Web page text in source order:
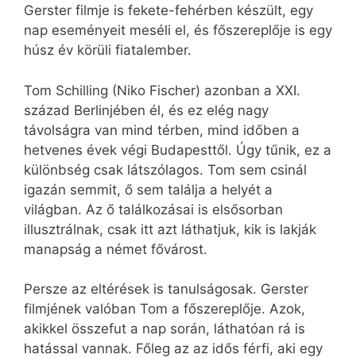
Gerster filmje is fekete-fehérben készült, egy
nap eseményeit meséli el, és főszereplője is egy
húsz év körüli fiatalember.
Tom Schilling (Niko Fischer) azonban a XXI.
század Berlinjében él, és ez elég nagy
távolságra van mind térben, mind időben a
hetvenes évek végi Budapesttől. Úgy tűnik, ez a
különbség csak látszólagos. Tom sem csinál
igazán semmit, ő sem találja a helyét a
világban. Az ő találkozásai is elsősorban
illusztrálnak, csak itt azt láthatjuk, kik is lakják
manapság a német fővárost.
Persze az eltérések is tanulságosak. Gerster
filmjének valóban Tom a főszereplője. Azok,
akikkel összefut a nap során, láthatóan rá is
hatással vannak. Főleg az az idős férfi, aki egy